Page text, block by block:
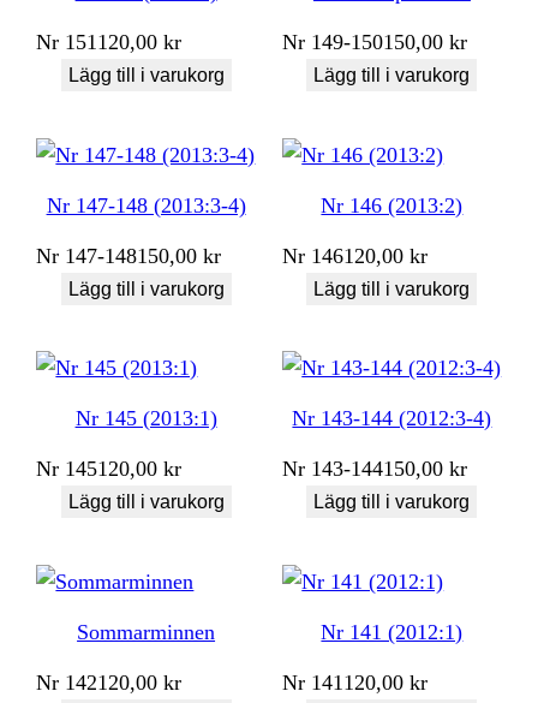
Nr 151120,00kr
Lägg till i varukorg
Nr 149-150150,00kr
Lägg till i varukorg
Nr 147-148 (2013:3-4)
Nr 147-148150,00kr
Lägg till i varukorg
Nr 146 (2013:2)
Nr 146120,00kr
Lägg till i varukorg
Nr 145 (2013:1)
Nr 145120,00kr
Lägg till i varukorg
Nr 143-144 (2012:3-4)
Nr 143-144150,00kr
Lägg till i varukorg
Sommarminnen
Nr 142120,00kr
Nr 141 (2012:1)
Nr 141 120,00kr